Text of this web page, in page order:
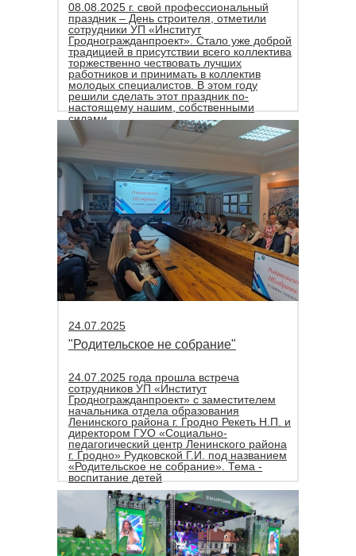
08.08.2025 г. свой профессиональный
праздник – День строителя, отметили
сотрудники УП «Институт
Гродногражданпроект». Стало уже доброй
традицией в присутствии всего коллектива
торжественно чествовать лучших
работников и принимать в коллектив
молодых специалистов. В этом году
решили сделать этот праздник по-
настоящему нашим, собственными
силами.
24.07.2025 года прошла встреча
сотрудников УП «Институт
Гродногражданпроект» с заместителем
начальника отдела образования
Ленинского района г. Гродно Рекеть Н.П. и
директором ГУО «Социально-
педагогический центр Ленинского района
г. Гродно» Рудковской Г.И. под названием
«Родительское не собрание». Тема -
воспитание детей
"Родительское не собрание"
24.07.2025